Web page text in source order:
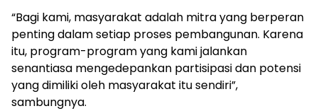
“Bagi kami, masyarakat adalah mitra yang berperan
penting dalam setiap proses pembangunan. Karena
itu, program-program yang kami jalankan
senantiasa mengedepankan partisipasi dan potensi
yang dimiliki oleh masyarakat itu sendiri”,
sambungnya.